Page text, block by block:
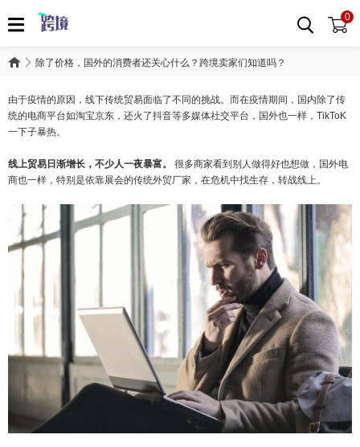
0
除了价格，国外的消费者还关心什么？跨境卖家们知道吗？
由于疫情的原因，线下传统贸易面临了不同的挑战。而在疫情期间，国内除了传
统的电商平台如淘宝京东，还火了抖音等多媒体社交平台，国外也一样，TikToK
一下子暴热。
线上贸易日渐增长，不少人一夜暴富。
很多商家看到别人做得好也想做，国外电
商也一样，特别是依靠展会的传统外贸厂家，在危机中找生存，转战线上。